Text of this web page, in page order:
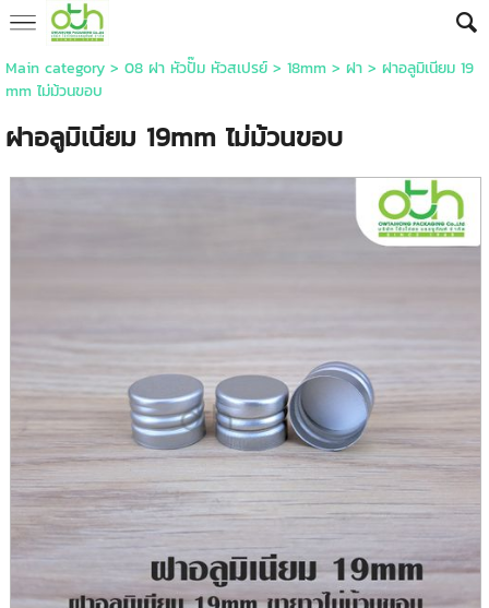
Main category> 08 ฝา หัวปั๊ม หัวสเปรย์> 18mm> ฝา> ฝาอลูมิเนียม 19
mm ไม่ม้วนขอบ
ฝาอลูมิเนียม 19mm ไม่ม้วนขอบ